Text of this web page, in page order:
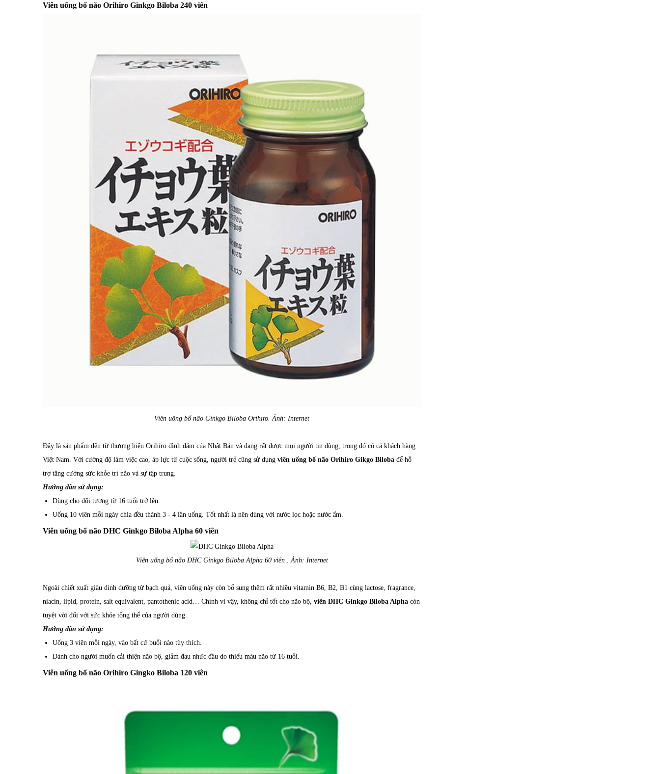
Viên uống bổ não Orihiro Ginkgo Biloba 240 viên
Viên uống bổ não Ginkgo Biloba Orihiro. Ảnh: Internet
Đây là sản phẩm đến từ thương hiệu Orihiro đình đám của Nhật Bản và đang rất được mọi người tin dùng, trong đó có cả khách hàng
Việt Nam. Với cường độ làm việc cao, áp lực từ cuộc sống, người trẻ cũng sử dụng viên uống bổ não Orihiro Gikgo Biloba để hỗ
trợ tăng cường sức khỏe trí não và sự tập trung.
Hướng dẫn sử dụng:
Dùng cho đối tượng từ 16 tuổi trở lên.
Uống 10 viên mỗi ngày chia đều thành 3 - 4 lần uống. Tốt nhất là nên dùng với nước lọc hoặc nước ấm.
Viên uống bổ não DHC Ginkgo Biloba Alpha 60 viên ​​
Viên uống bổ não DHC Ginkgo Biloba Alpha 60 viên . Ảnh: Internet
Ngoài chiết xuất giàu dinh dưỡng từ bạch quả, viên uống này còn bổ sung thêm rất nhiều vitamin B6, B2, B1 cùng lactose, fragrance,
niacin, lipid, protein, salt equivalent, pantothenic acid… Chính vì vậy, không chỉ tốt cho não bộ, viên DHC Ginkgo Biloba Alpha còn
tuyệt vời đối với sức khỏe tổng thể của người dùng.
Hướng dẫn sử dụng:
Uống 3 viên mỗi ngày, vào bất cứ buổi nào tùy thích.
Dành cho người muốn cải thiện não bộ, giảm đau nhức đầu do thiếu máu não từ 16 tuổi.
Viên uống bổ não Orihiro Gingko Biloba 120 viên